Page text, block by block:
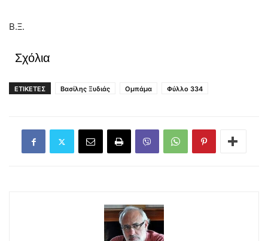
Β.Ξ.
Σχόλια
ΕΤΙΚΕΤΕΣ Βασίλης Ξυδιάς Ομπάμα Φύλλο 334